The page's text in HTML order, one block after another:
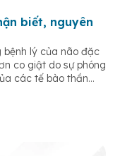
biết, nguyên
lý của não đặc
co giật do sự phóng
các tế bào thần